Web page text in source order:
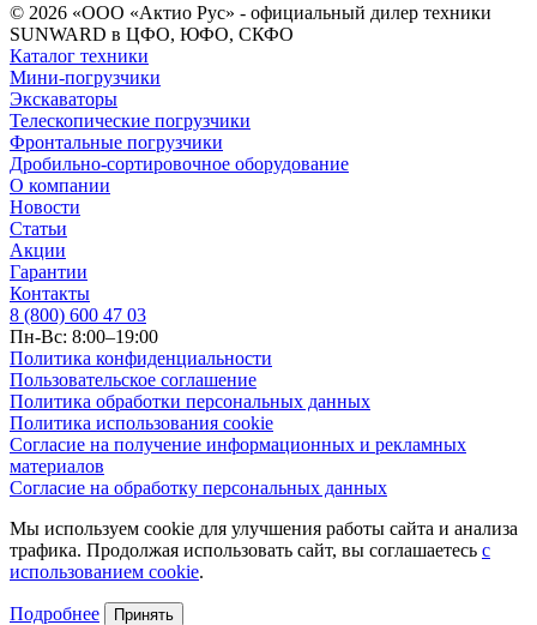
© 2026 «ООО «Актио Рус» - официальный дилер техники
SUNWARD в ЦФО, ЮФО, СКФО
Каталог техники
Мини-погрузчики
Экскаваторы
Телескопические погрузчики
Фронтальные погрузчики
Дробильно-сортировочное оборудование
О компании
Новости
Статьи
Акции
Гарантии
Контакты
8 (800) 600 47 03
Пн-Вс: 8:00–19:00
Политика конфиденциальности
Пользовательское соглашение
Политика обработки персональных данных
Политика использования cookie
Согласие на получение информационных и рекламных
материалов
Согласие на обработку персональных данных
Мы используем cookie для улучшения работы сайта и анализа
трафика. Продолжая использовать сайт, вы соглашаетесь с
использованием cookie.
Подробнее Принять